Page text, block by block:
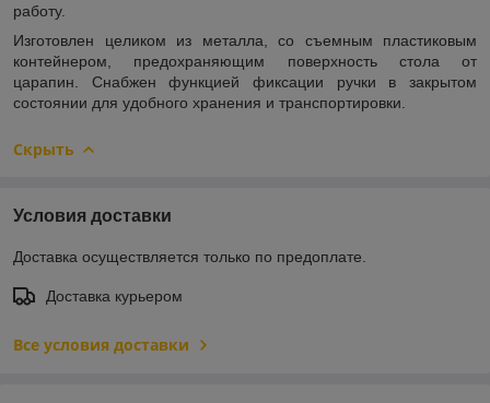
работу.
Изготовлен целиком из металла, со съемным пластиковым
контейнером, предохраняющим поверхность стола от
царапин. Снабжен функцией фиксации ручки в закрытом
состоянии для удобного хранения и транспортировки.
Скрыть
Условия доставки
Доставка осуществляется только по предоплате.
Доставка курьером
Все условия доставки